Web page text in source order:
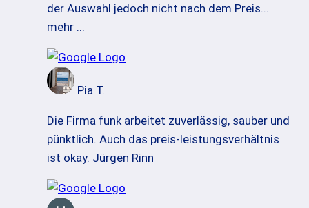
der Auswahl jedoch nicht nach dem Preis...
mehr ...
Pia T.
Die Firma funk arbeitet zuverlässig, sauber und
pünktlich. Auch das preis-leistungsverhältnis
ist okay. Jürgen Rinn